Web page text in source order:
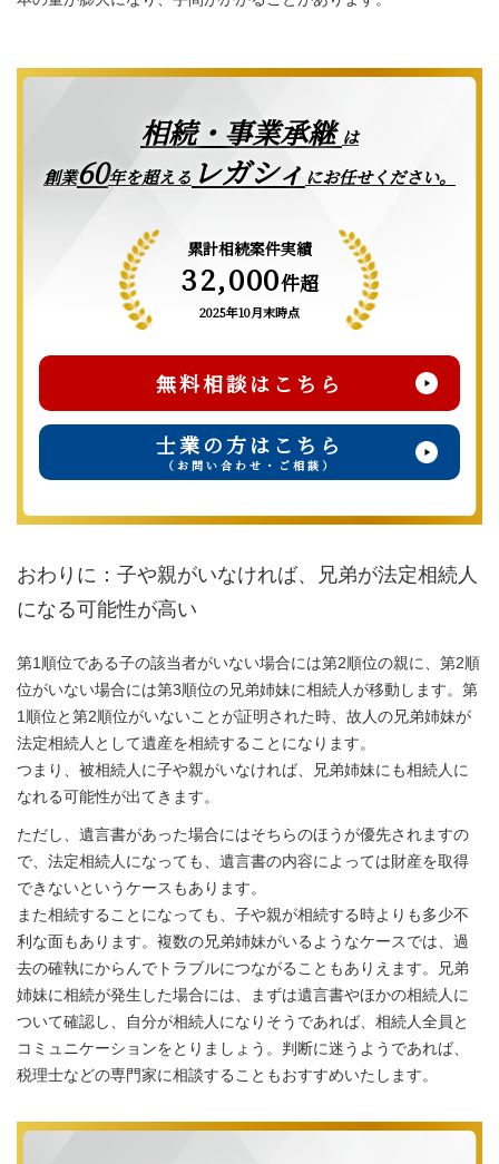
相続・事業承継は
創業60年を超える レガシィ にお任せください。
累計相続案件実績
32,000件超
2025年10月末時点
無料相談はこちら
士業の方はこちら
（お問い合わせ・ご相談）
おわりに：子や親がいなければ、兄弟が法定相続人
になる可能性が高い
第1順位である子の該当者がいない場合には第2順位の親に、第2順
位がいない場合には第3順位の兄弟姉妹に相続人が移動します。第
1順位と第2順位がいないことが証明された時、故人の兄弟姉妹が
法定相続人として遺産を相続することになります。
つまり、被相続人に子や親がいなければ、兄弟姉妹にも相続人に
なれる可能性が出てきます。
ただし、遺言書があった場合にはそちらのほうが優先されますの
で、法定相続人になっても、遺言書の内容によっては財産を取得
できないというケースもあります。
また相続することになっても、子や親が相続する時よりも多少不
利な面もあります。複数の兄弟姉妹がいるようなケースでは、過
去の確執にからんでトラブルにつながることもありえます。兄弟
姉妹に相続が発生した場合には、まずは遺言書やほかの相続人に
ついて確認し、自分が相続人になりそうであれば、相続人全員と
コミュニケーションをとりましょう。判断に迷うようであれば、
税理士などの専門家に相談することもおすすめいたします。